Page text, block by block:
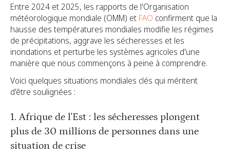
Entre 2024 et 2025, les rapports de l'Organisation
météorologique mondiale (OMM) et FAO confirment que la
hausse des températures mondiales modifie les régimes
de précipitations, aggrave les sécheresses et les
inondations et perturbe les systèmes agricoles d'une
manière que nous commençons à peine à comprendre.
Voici quelques situations mondiales clés qui méritent
d'être soulignées :
1. Afrique de l'Est : les sécheresses plongent
plus de 30 millions de personnes dans une
situation de crise